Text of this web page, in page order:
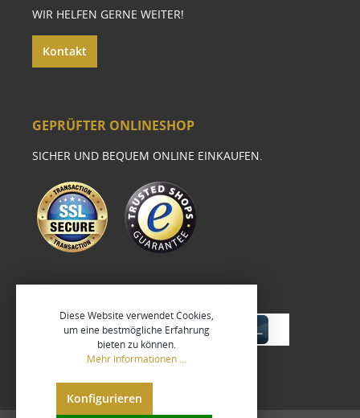
WIR HELFEN GERNE WEITER!
Kontakt
GEPRÜFTER ONLINESHOP
SICHER UND BEQUEM ONLINE EINKAUFEN.
Diese Website verwendet Cookies,
um eine bestmögliche Erfahrung
bieten zu können.
Mehr Informationen ...
Konfigurieren